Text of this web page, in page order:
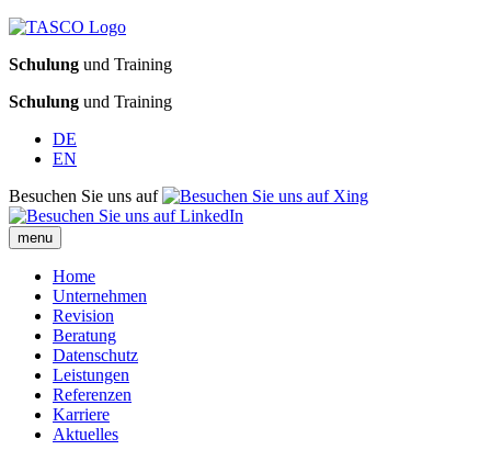
Schulung und Training
Schulung und Training
DE
EN
Besuchen Sie uns auf
menu
Home
Unternehmen
Revision
Beratung
Datenschutz
Leistungen
Referenzen
Karriere
Aktuelles